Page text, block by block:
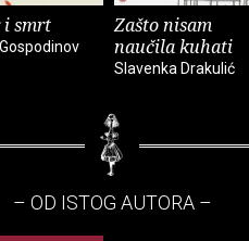
smrt
Zašto nisam
naučila kuhati
Slavenka Drakulić
– OD ISTOG AUTORA –